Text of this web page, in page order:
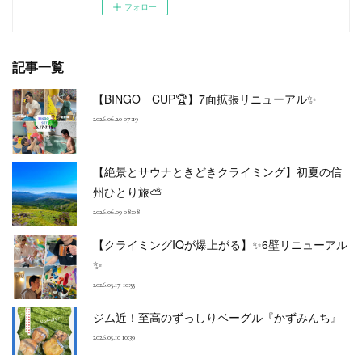
フォロー
記事一覧
【BINGO CUP🏆】7面拡張リニューアル✨
2026.06.20 07:19
【絶景とサウナときどきクライミング】初夏の信
州ひとり旅⛅
2026.06.09 08:08
【クライミングIQが爆上がる】✨6壁リニューアル
✨
2026.05.17 10:55
ジム近！至高のずっしりベーグル『かずみんち』
2026.05.10 10:39